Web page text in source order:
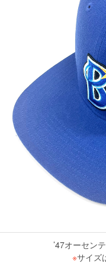
’47オーセン
※サイズ